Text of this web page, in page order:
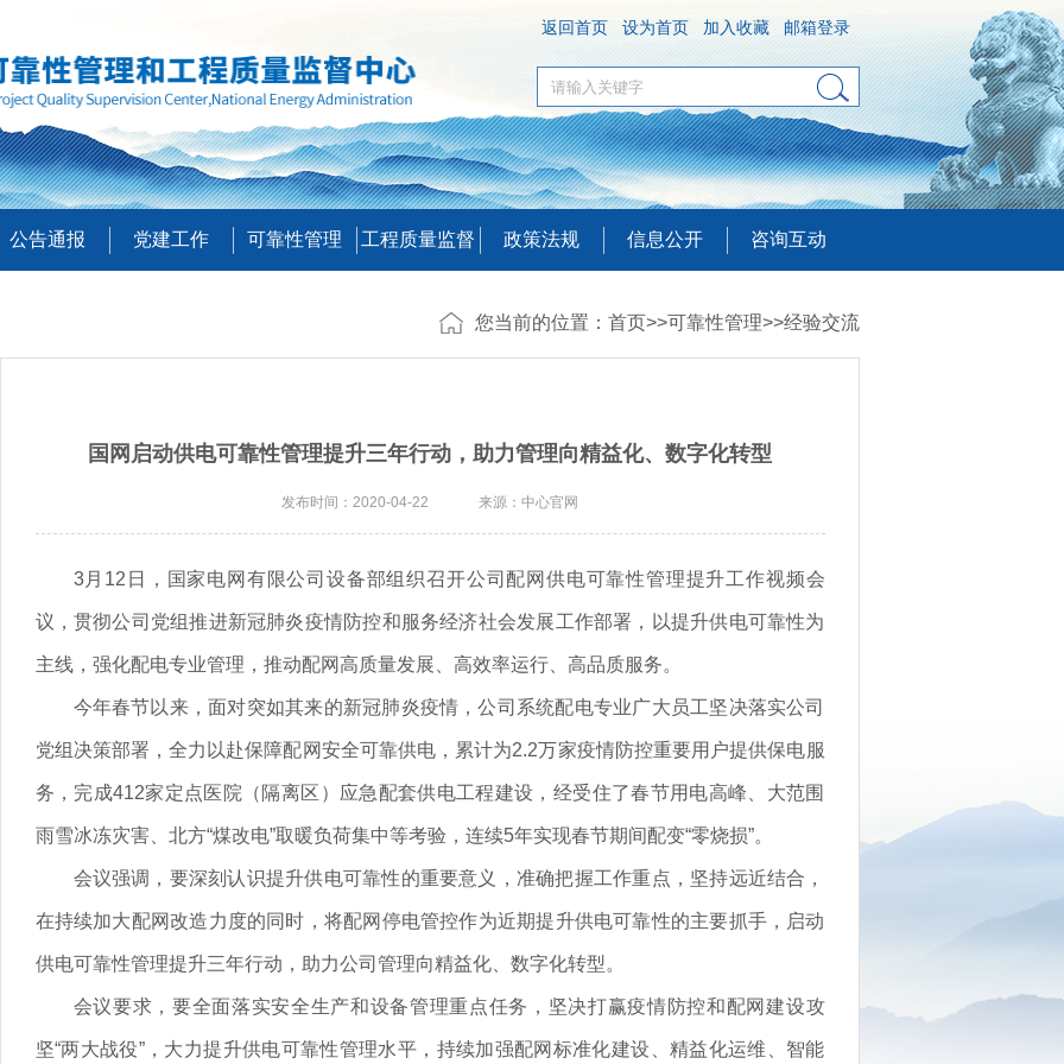
返回首页 设为首页 加入收藏 邮箱登录
公告通报 党建工作 可靠性管理 工程质量监督 政策法规 信息公开 咨询互动
您当前的位置： 首页>>可靠性管理>>经验交流
国网启动供电可靠性管理提升三年行动，助力管理向精益化、数字化转型
发布时间：2020-04-22 来源：中心官网
3月12日，国家电网有限公司设备部组织召开公司配网供电可靠性管理提升工作视频会
议，贯彻公司党组推进新冠肺炎疫情防控和服务经济社会发展工作部署，以提升供电可靠性为
主线，强化配电专业管理，推动配网高质量发展、高效率运行、高品质服务。
今年春节以来，面对突如其来的新冠肺炎疫情，公司系统配电专业广大员工坚决落实公司
党组决策部署，全力以赴保障配网安全可靠供电，累计为2.2万家疫情防控重要用户提供保电服
务，完成412家定点医院（隔离区）应急配套供电工程建设，经受住了春节用电高峰、大范围
雨雪冰冻灾害、北方“煤改电”取暖负荷集中等考验，连续5年实现春节期间配变“零烧损”。
会议强调，要深刻认识提升供电可靠性的重要意义，准确把握工作重点，坚持远近结合，
在持续加大配网改造力度的同时，将配网停电管控作为近期提升供电可靠性的主要抓手，启动
供电可靠性管理提升三年行动，助力公司管理向精益化、数字化转型。
会议要求，要全面落实安全生产和设备管理重点任务，坚决打赢疫情防控和配网建设攻
坚“两大战役”，大力提升供电可靠性管理水平，持续加强配网标准化建设、精益化运维、智能